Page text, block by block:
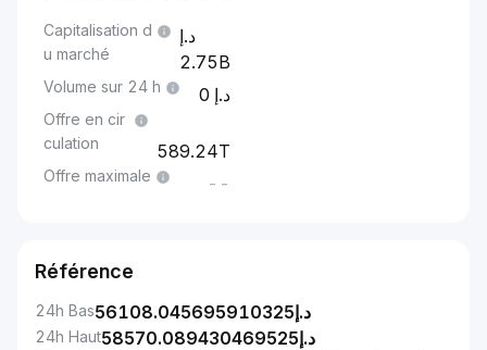
Capitalisation d
u marché
2.75B
Volume sur 24 h 0
Offre en cir
culation
589.24T
Offre maximale --
Référence
24h Bas د.إ56108.045695910325
24h Haut د.إ58570.089430469525